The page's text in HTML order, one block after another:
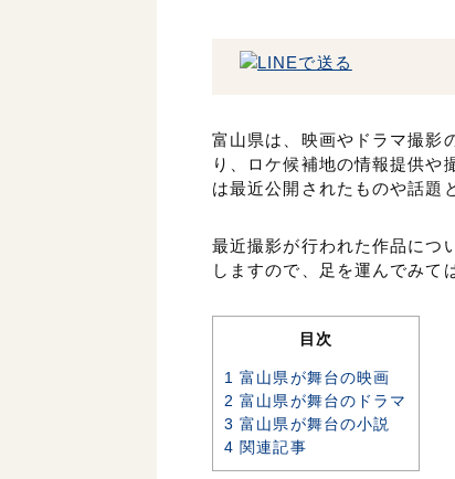
富山県は、映画やドラマ撮影
り、ロケ候補地の情報提供や
は最近公開されたものや話題
最近撮影が行われた作品につ
しますので、足を運んでみて
目次
1 富山県が舞台の映画
2 富山県が舞台のドラマ
3 富山県が舞台の小説
4 関連記事